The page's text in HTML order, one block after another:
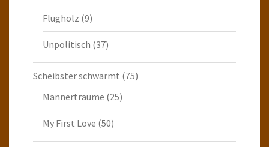
Flugholz (9)
Unpolitisch (37)
Scheibster schwärmt (75)
Männerträume (25)
My First Love (50)